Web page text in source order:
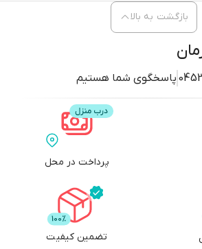
پاسخگوی شما هستیم
بازگشت به بالا
پرداخت در محل
تضمین کیفیت